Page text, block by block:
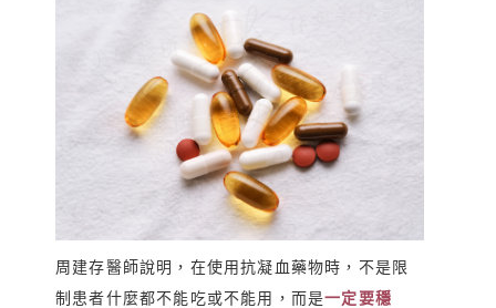
周建存醫師說明，在使用抗凝血藥物時，不是限
制患者什麼都不能吃或不能用，而是一定要穩